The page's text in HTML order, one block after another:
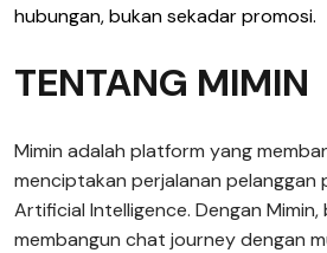
hubungan, bukan sekadar promosi.
TENTANG MIMIN
Mimin adalah platform yang
menciptakan perjalanan pelanggan
Artificial Intelligence. Dengan
membangun chat journey dengan